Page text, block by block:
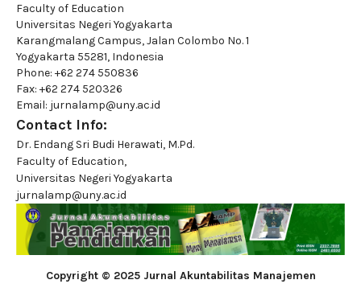
Faculty of Education
Universitas Negeri Yogyakarta
Karangmalang Campus, Jalan Colombo No. 1
Yogyakarta 55281, Indonesia
Phone: +62 274 550836
Fax: +62 274 520326
Email: jurnalamp@uny.ac.id
Contact Info:
Dr. Endang Sri Budi Herawati, M.Pd.
Faculty of Education,
Universitas Negeri Yogyakarta
jurnalamp@uny.ac.id
Copyright © 2025 Jurnal Akuntabilitas Manajemen